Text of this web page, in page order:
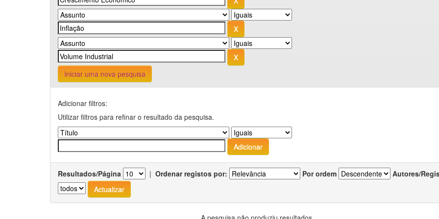
Iniciar uma nova pesquisa
Adicionar filtros:
Utilizar filtros para refinar o resultado da pesquisa.
Resultados/Página | Ordenar registos por: Por ordem Autores/